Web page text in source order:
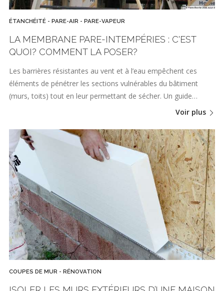
ÉTANCHÉITÉ - PARE-AIR - PARE-VAPEUR
LA MEMBRANE PARE-INTEMPÉRIES : C'EST
QUOI? COMMENT LA POSER?
Les barrières résistantes au vent et à l’eau empêchent ces
éléments de pénétrer les sections vulnérables du bâtiment
(murs, toits) tout en leur permettant de sécher. Un guide…
Voir plus
COUPES DE MUR - RÉNOVATION